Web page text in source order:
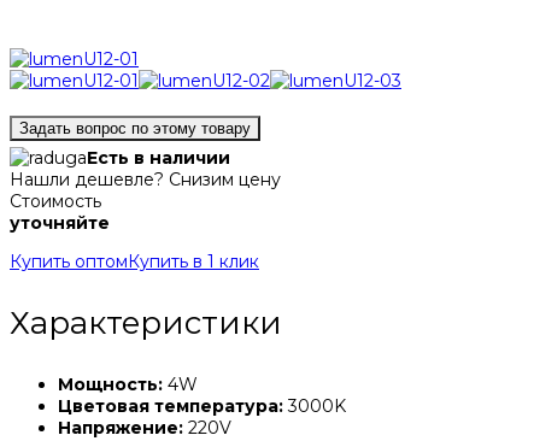
Задать вопрос по этому товару
Есть в наличии
Нашли дешевле? Снизим цену
Стоимость
уточняйте
Купить оптом Купить в 1 клик
Характеристики
Мощность: 4W
Цветовая температура:3000K
Напряжение: 220V